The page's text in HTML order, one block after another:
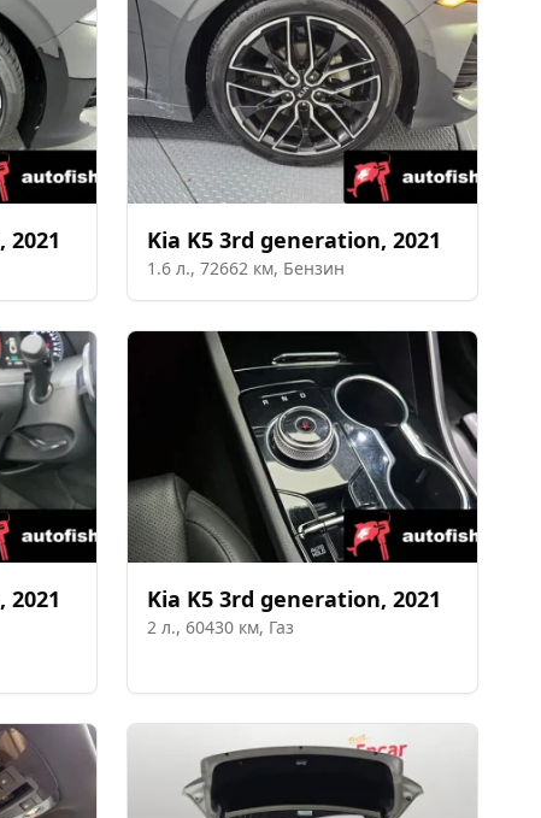
, 2021 Kia K5 3rd generation, 2021
1.6 л., 72662 км, Бензин
, 2021 Kia K5 3rd generation, 2021
2 л., 60430 км, Газ